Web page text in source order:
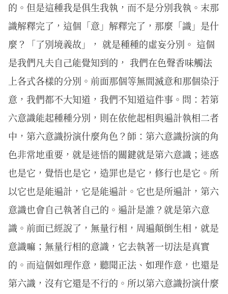
的。但是這種我是俱生我執，而不是分別我執。末那
識解釋完了，這個「意」解釋完了，那麼「識」是什
麼？「了別境義故」， 就是種種的虛妄分別。 這個
是我們凡夫自己能覺知到的， 我們在色聲香味觸法
上各式各樣的分別。前面那個等無間滅意和那個染汙
意，我們都不大知道，我們不知道這件事。問：若第
六意識能起種種分別，則在依他起相與遍計執相二者
中，第六意識扮演什麼角色？師：第六意識扮演的角
色非常地重要，就是迷悟的關鍵就是第六意識；迷惑
也是它，覺悟也是它，造罪也是它，修行也是它。所
以它也是能遍計，它是能遍計。它也是所遍計，第六
意識也會自己執著自己的。遍計是誰？就是第六意
識。前面已經說了，無量行相，周遍顛倒生相，就是
意識嘛；無量行相的意識，它去執著一切法是真實
的。而這個如理作意，聽聞正法、如理作意，也還是
第六識，沒有它還是不行的。所以第六意識扮演什麼